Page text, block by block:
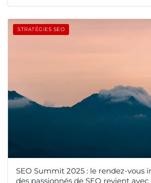
STRATÉGIES SEO
SEO Summit 2025 : le rendez-vous
des passionnés de SEO revient